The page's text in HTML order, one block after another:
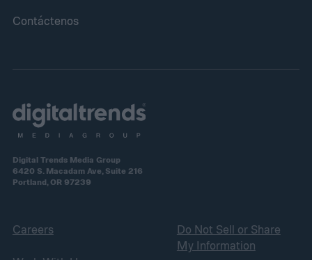
Contáctenos
Digital Trends Media Group
6420 S. Macadam Ave, Suite 216
Portland, OR 97239
Careers
Do Not Sell or Share
My Information